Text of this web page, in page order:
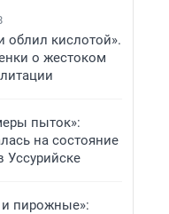
облил кислотой».
о жестоком
пыток»:
на состояние
Уссурийске
и пирожные»: